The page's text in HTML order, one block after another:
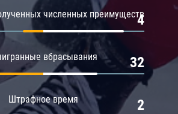
численных преимуществ
4
вбрасывания 32
Штрафное время 2